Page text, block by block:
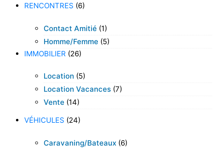
RENCONTRES (6)
Contact Amitié (1)
Homme/femme (5)
IMMOBILIER (26)
Location (5)
Location Vacances (7)
Vente (14)
VÉHICULES (24)
Caravaning/bateaux (6)